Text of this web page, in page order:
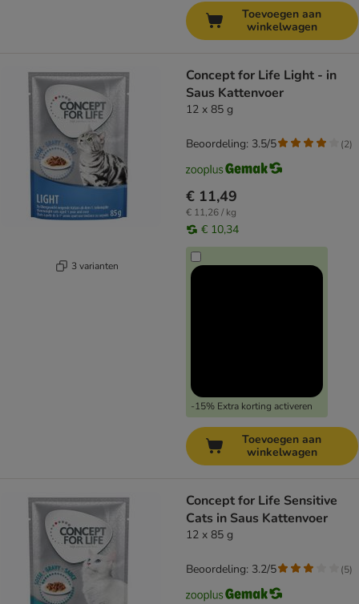
Toevoegen aan
winkelwagen
3 varianten
Concept for Life Light - in
Saus Kattenvoer
12 x 85 g
€ 11,49
€ 11,26 / kg
€ 10,34
-15% Extra korting activeren
Beoordeling: 3.5/5 (2)
Toevoegen aan
winkelwagen
Concept for Life Sensitive
Cats in Saus Kattenvoer
12 x 85 g
Beoordeling: 3.2/5 (5)